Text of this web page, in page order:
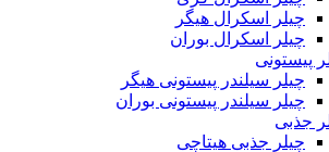
چیلر اسکرال هیگر
چیلر اسکرال بوران
پیستونی
چیلر سیلندر پیستونی هیگر
چیلر سیلندر پیستونی بوران
جذبی
چیلر جذبی هیتاچی